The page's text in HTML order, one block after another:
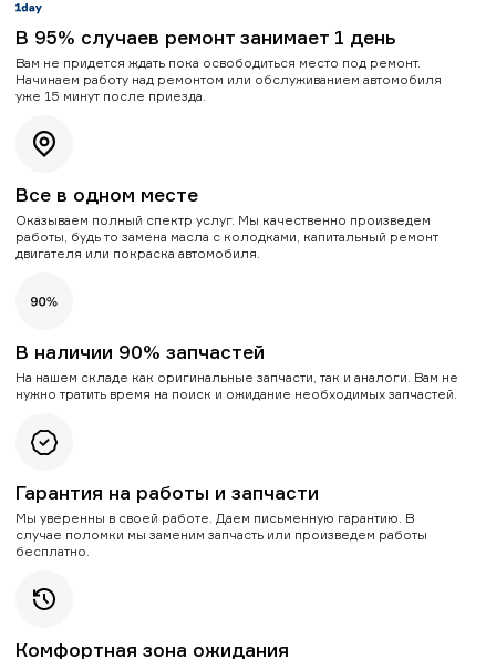
В 95% случаев ремонт занимает 1 день
Вам не придется ждать пока освободиться место под ремонт.
Начинаем работу над ремонтом или обслуживанием автомобиля
уже 15 минут после приезда.
Все в одном месте
Оказываем полный спектр услуг. Мы качественно произведем
работы, будь то замена масла с колодками, капитальный ремонт
двигателя или покраска автомобиля.
В наличии 90% запчастей
На нашем складе как оригинальные запчасти, так и аналоги. Вам не
нужно тратить время на поиск и ожидание необходимых запчастей.
Гарантия на работы и запчасти
Мы уверенны в своей работе. Даем письменную гарантию. В
случае поломки мы заменим запчасть или произведем работы
бесплатно.
Комфортная зона ожидания